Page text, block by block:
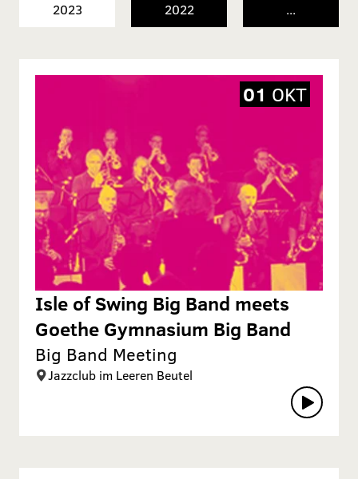
2023 2022 ...
Isle of Swing Big Band meets
Goethe Gymnasium Big Band
Big Band Meeting
Jazzclub im Leeren Beutel
01 OKT